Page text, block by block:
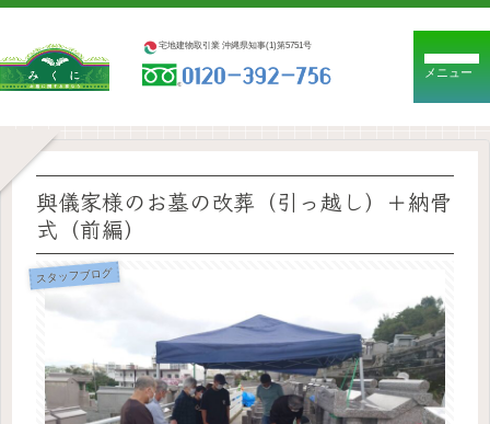
宅地建物取引業 沖縄県知事(1)第5751号
メニュー
與儀家様のお墓の改葬（引っ越し）＋納骨
式（前編）
スタッフブログ